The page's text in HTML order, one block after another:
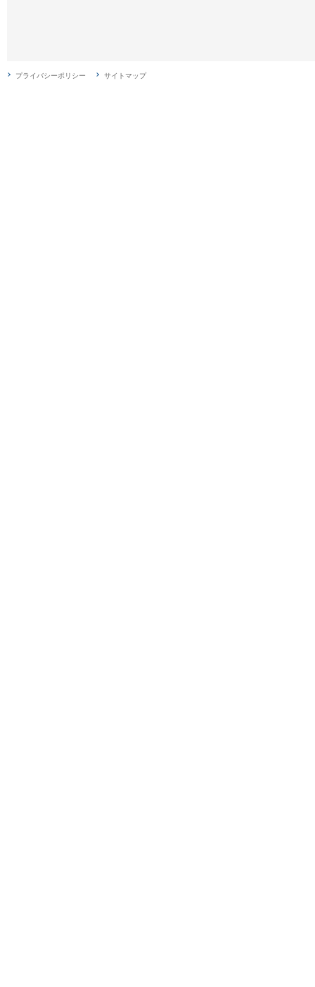
プライバシーポリシー サイトマップ